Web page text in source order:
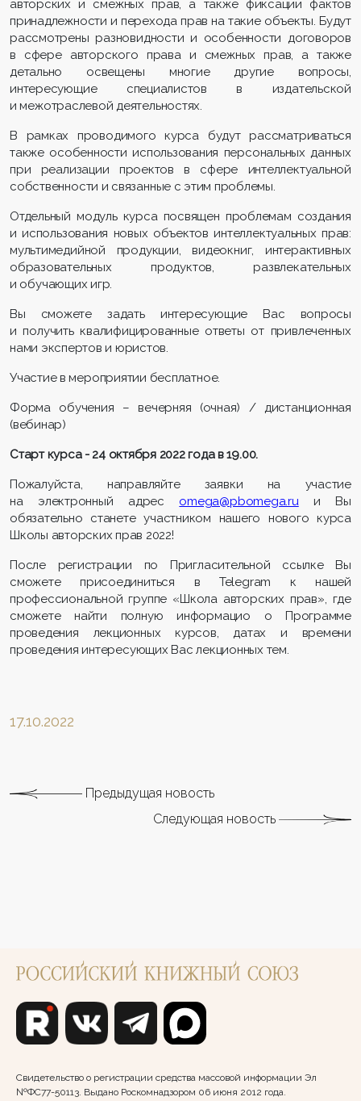
авторских и смежных прав, а также фиксации фактов
принадлежности и перехода прав на такие объекты. Будут
рассмотрены разновидности и особенности договоров
в сфере авторского права и смежных прав, а также
детально освещены многие другие вопросы,
интересующие специалистов в издательской
и межотраслевой деятельностях.
В рамках проводимого курса будут рассматриваться
также особенности использования персональных данных
при реализации проектов в сфере интеллектуальной
собственности и связанные с этим проблемы.
Отдельный модуль курса посвящен проблемам создания
и использования новых объектов интеллектуальных прав:
мультимедийной продукции, видеокниг, интерактивных
образовательных продуктов, развлекательных
и обучающих игр.
Вы сможете задать интересующие Вас вопросы
и получить квалифицированные ответы от привлеченных
нами экспертов и юристов.
Участие в мероприятии бесплатное.
Форма обучения – вечерняя (очная) / дистанционная
(вебинар)
Старт курса - 24 октября 2022 года в 19.00.
Пожалуйста, направляйте заявки на участие
на электронный адрес omega@pbomega.ruи Вы
обязательно станете участником нашего нового курса
Школы авторских прав 2022!
После регистрации по Пригласительной ссылке Вы
сможете присоединиться в Telegrаm к нашей
профессиональной группе «Школа авторских прав», где
сможете найти полную информацио о Программе
проведения лекционных курсов, датах и времени
проведения интересующих Вас лекционных тем.
17.10.2022
Предыдущая новость
Следующая новость
Свидетельство о регистрации средства массовой информации Эл
№ФС77-50113. Выдано Роскомнадзором 06 июня 2012 года.